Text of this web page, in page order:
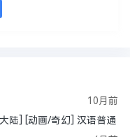
10月前
陆] [动画/奇幻] 汉语普通